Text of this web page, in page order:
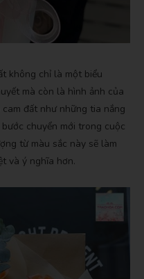
không chỉ là một biểu
mà còn là hình ảnh của
đất như những tia nắng
chuyển mới trong cuộc
từ màu sắc này sẽ làm
và ý nghĩa hơn.